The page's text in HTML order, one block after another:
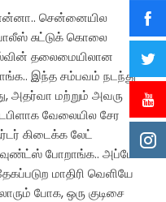
சென்னையில
சுட்டுக் கொலை
தலைமையிலான
இந்த சம்பவம் நடந்து
அதர்வா மற்றும் அவரு
வேலையில சேர
கிடைக்க லேட்
போறாங்க.. அப்போ
மாதிரி வெளியே
போக, ஒரு குடிசை